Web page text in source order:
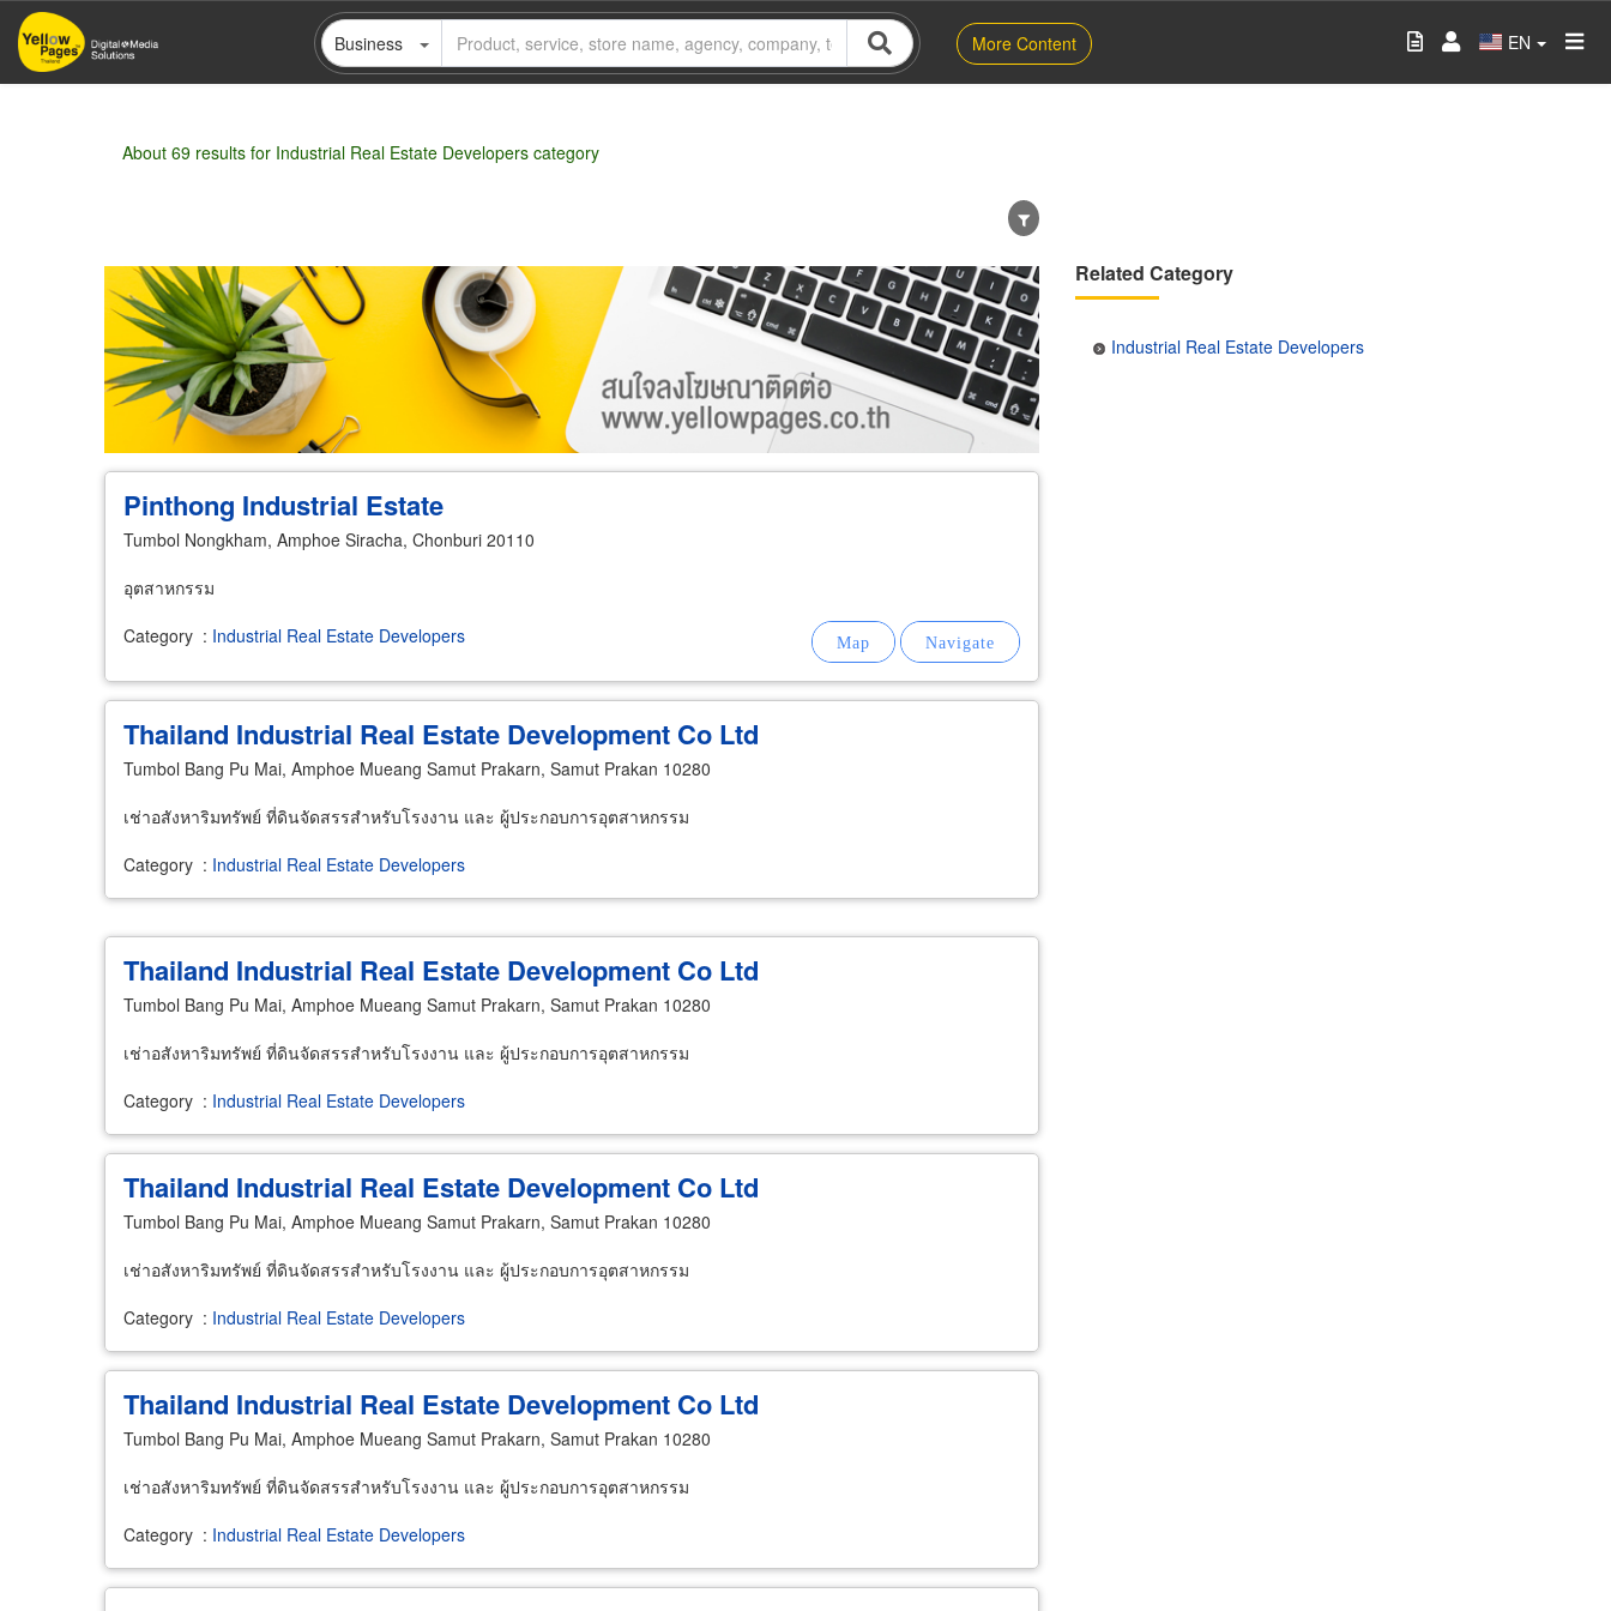
Skip
main
Business More Content EN
About 69 results for Industrial Real Estate Developers category
Wholesale Retail Manufacturer Dealer Exporter/Importer Service Business
Pinthong Industrial Estate
Tumbol Nongkham, Amphoe Siracha, Chonburi 20110
อุตสาหกรรม
Category : Industrial Real Estate Developers
Thailand Industrial Real Estate Development Co Ltd
Tumbol Bang Pu Mai, Amphoe Mueang Samut Prakarn, Samut Prakan 10280
เช่าอสังหาริมทรัพย์ ที่ดินจัดสรรสำหรับโรงงาน และ ผู้ประกอบการอุตสาหกรรม
Category : Industrial Real Estate Developers
Thailand Industrial Real Estate Development Co Ltd
Tumbol Bang Pu Mai, Amphoe Mueang Samut Prakarn, Samut Prakan 10280
เช่าอสังหาริมทรัพย์ ที่ดินจัดสรรสำหรับโรงงาน และ ผู้ประกอบการอุตสาหกรรม
Category : Industrial Real Estate Developers
Thailand Industrial Real Estate Development Co Ltd
Tumbol Bang Pu Mai, Amphoe Mueang Samut Prakarn, Samut Prakan 10280
เช่าอสังหาริมทรัพย์ ที่ดินจัดสรรสำหรับโรงงาน และ ผู้ประกอบการอุตสาหกรรม
Category : Industrial Real Estate Developers
Thailand Industrial Real Estate Development Co Ltd
Tumbol Bang Pu Mai, Amphoe Mueang Samut Prakarn, Samut Prakan 10280
เช่าอสังหาริมทรัพย์ ที่ดินจัดสรรสำหรับโรงงาน และ ผู้ประกอบการอุตสาหกรรม
Category : Industrial Real Estate Developers
Related Category
Industrial Real Estate Developers